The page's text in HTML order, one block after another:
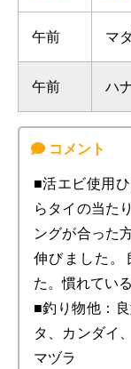
午前 マ
午前 ハ
■活エビ使用
らタイの当た
ングが合った
伸びました。
た。慣れてい
■釣り物他：
タ、カンダイ
マヅラ